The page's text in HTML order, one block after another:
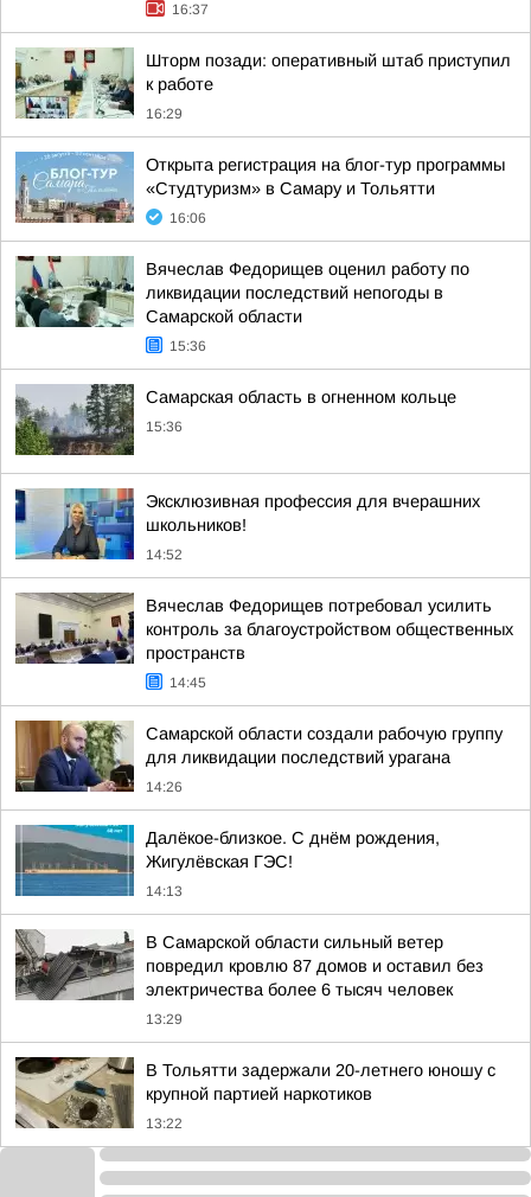
16:37
Шторм позади: оперативный штаб приступил
к работе
16:29
Открыта регистрация на блог-тур программы
«Студтуризм» в Самару и Тольятти
16:06
Вячеслав Федорищев оценил работу по
ликвидации последствий непогоды в
Самарской области
15:36
Самарская область в огненном кольце
15:36
Эксклюзивная профессия для вчерашних
школьников!
14:52
Вячеслав Федорищев потребовал усилить
контроль за благоустройством общественных
пространств
14:45
Самарской области создали рабочую группу
для ликвидации последствий урагана
14:26
Далёкое-близкое. С днём рождения,
Жигулёвская ГЭС!
14:13
В Самарской области сильный ветер
повредил кровлю 87 домов и оставил без
электричества более 6 тысяч человек
13:29
В Тольятти задержали 20-летнего юношу с
крупной партией наркотиков
13:22